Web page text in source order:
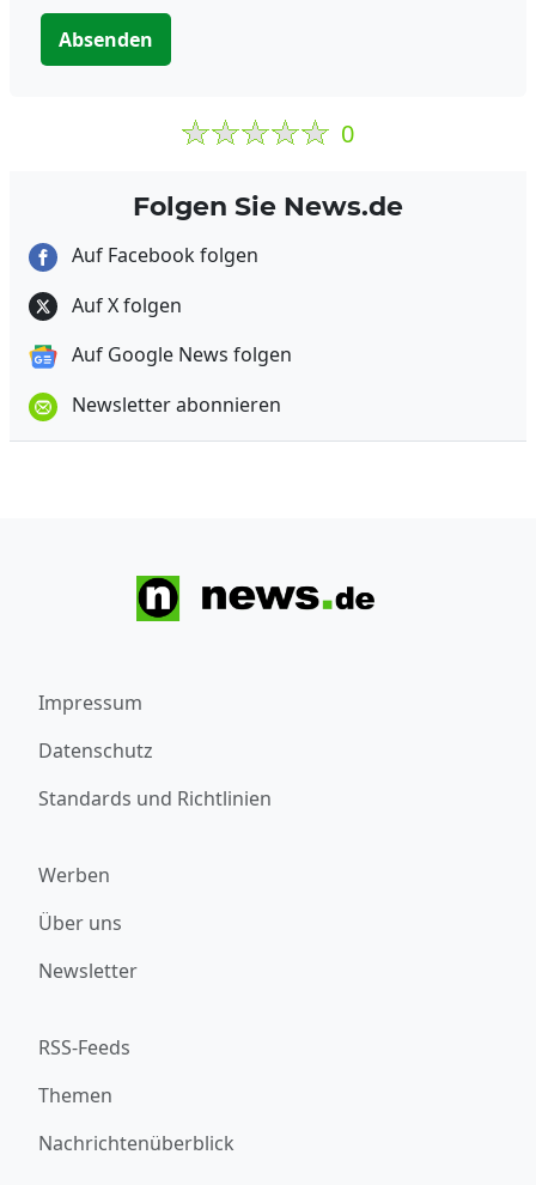
Absenden
0
Folgen Sie News.de
Auf Facebook folgen
Auf X folgen
Auf Google News folgen
Newsletter abonnieren
Impressum
Datenschutz
Standards und Richtlinien
Werben
Über uns
Newsletter
RSS-Feeds
Themen
Nachrichtenüberblick